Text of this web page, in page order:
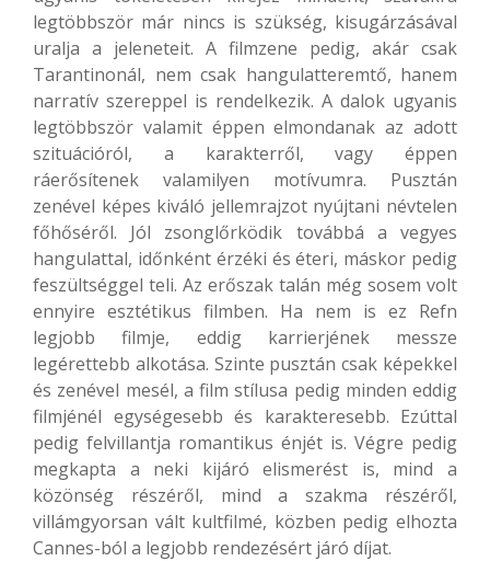
legtöbbször már nincs is szükség, kisugárzásával
uralja a jeleneteit. A filmzene pedig, akár csak
Tarantinonál, nem csak hangulatteremtő, hanem
narratív szereppel is rendelkezik. A dalok ugyanis
legtöbbször valamit éppen elmondanak az adott
szituációról, a karakterről, vagy éppen
ráerősítenek valamilyen motívumra. Pusztán
zenével képes kiváló jellemrajzot nyújtani névtelen
főhőséről. Jól zsonglőrködik továbbá a vegyes
hangulattal, időnként érzéki és éteri, máskor pedig
feszültséggel teli. Az erőszak talán még sosem volt
ennyire esztétikus filmben. Ha nem is ez Refn
legjobb filmje, eddig karrierjének messze
legérettebb alkotása. Szinte pusztán csak képekkel
és zenével mesél, a film stílusa pedig minden eddig
filmjénél egységesebb és karakteresebb. Ezúttal
pedig felvillantja romantikus énjét is. Végre pedig
megkapta a neki kijáró elismerést is, mind a
közönség részéről, mind a szakma részéről,
villámgyorsan vált kultfilmé, közben pedig elhozta
Cannes-ból a legjobb rendezésért járó díjat.